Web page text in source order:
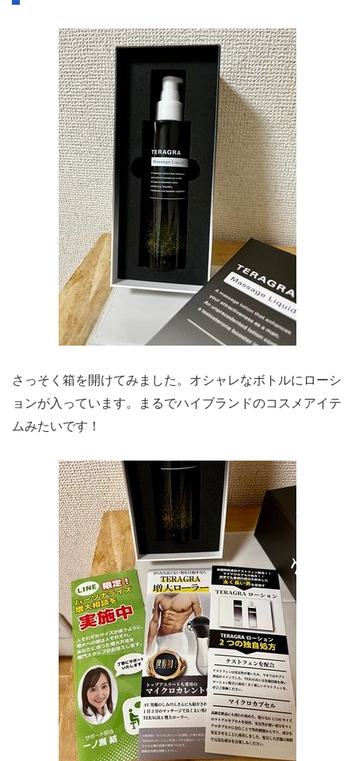
さっそく箱を開けてみました。オシャレなボトルにローシ
ョンが入っています。まるでハイブランドのコスメアイテ
ムみたいです！